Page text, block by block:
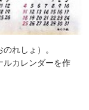
れしょ）。
ルカレンダーを作